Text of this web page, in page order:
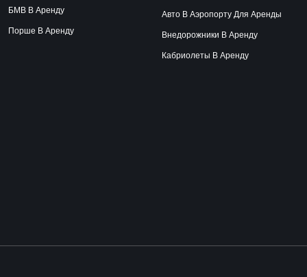
БМВ В Аренду
Порше В Аренду
Авто В Аэропорту Для Аренды
Внедорожники В Аренду
Кабриолеты В Аренду